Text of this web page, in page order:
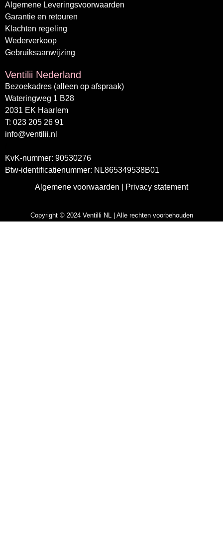
Algemene Leveringsvoorwaarden
Garantie en retouren
Klachten regeling
Wederverkoop
Gebruiksaanwijzing
Ventilii Nederland
Bezoekadres (alleen op afspraak)
Wateringweg 1 B28
2031 EK Haarlem
T: 023 205 26 91
info@ventilii.nl
KvK-nummer: 90530276
Btw-identificatienummer: NL865349538B01
Algemene voorwaarden
Privacy statement
Copyright © 2024 Ventilli NL | Alle rechten voorbehouden